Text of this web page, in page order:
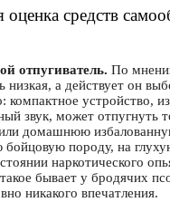
оценка средств
отпугиватель. По
низкая, а действует он
компактное устройство,
звук, может отпугнуть
домашнюю
породу, на
наркотического
бывает у бродячих
никакого впечатления.